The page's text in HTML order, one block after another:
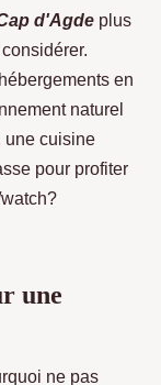
d'Agde plus
en
naturel
une cuisine
pour profiter
une
ne pas